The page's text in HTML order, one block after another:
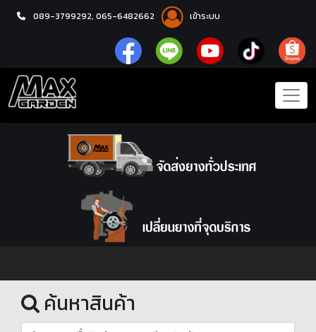
089-3799292, 065-6482662 เข้าระบบ
หน้าแรก
ค้นหาสินค้า